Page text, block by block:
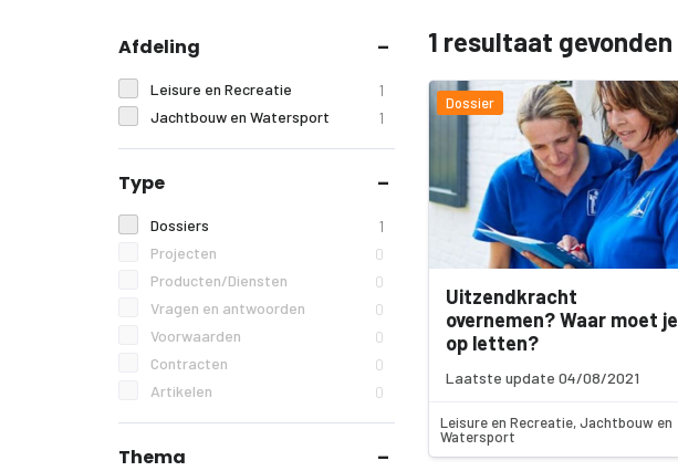
Afdeling
Leisure en Recreatie 1
Jachtbouw en Watersport 1
Type
Dossiers 1
Projecten 0
Producten/Diensten 0
Vragen en antwoorden 0
Voorwaarden 0
Contracten 0
Artikelen 0
Thema
1 resultaat gevonden
Dossier
Uitzendkracht
overnemen? Waar moet je
op letten?
Laatste update 04/08/2021
Leisure en Recreatie, Jachtbouw en
Watersport